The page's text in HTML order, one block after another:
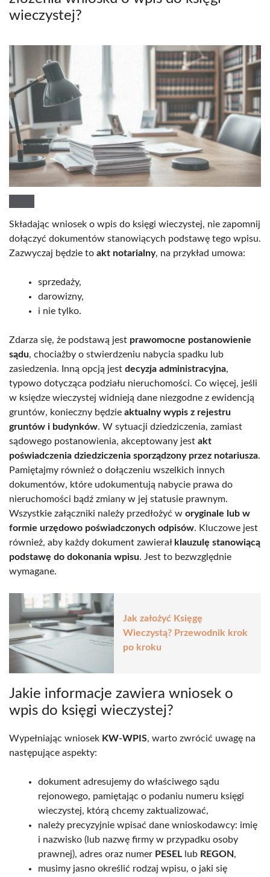
wieczystej?
Składając wniosek o wpis do księgi wieczystej, nie zapomnij
dołączyć dokumentów stanowiących podstawę tego wpisu.
Zazwyczaj będzie to akt notarialny, na przykład umowa:
sprzedaży,
darowizny,
i nie tylko.
Zdarza się, że podstawą jest prawomocne postanowienie
sądu, chociażby o stwierdzeniu nabycia spadku lub
zasiedzenia. Inną opcją jest decyzja administracyjna,
typowo dotycząca podziału nieruchomości. Co więcej, jeśli
w księdze wieczystej widnieją dane niezgodne z ewidencją
gruntów, konieczny będzie aktualny wypis z rejestru
gruntów i budynków. W sytuacji dziedziczenia, zamiast
sądowego postanowienia, akceptowany jest akt
poświadczenia dziedziczenia sporządzony przez notariusza.
Pamiętajmy również o dołączeniu wszelkich innych
dokumentów, które udokumentują nabycie prawa do
nieruchomości bądź zmiany w jej statusie prawnym.
Wszystkie załączniki należy przedłożyć w oryginale lub w
formie urzędowo poświadczonych odpisów. Kluczowe jest
również, aby każdy dokument zawierał klauzulę stanowiącą
podstawę do dokonania wpisu. Jest to bezwzględnie
wymagane.
Jak założyć Księgę
Wieczystą? Przewodnik krok
po kroku
Jakie informacje zawiera wniosek o
wpis do księgi wieczystej?
Wypełniając wniosek KW-WPIS, warto zwrócić uwagę na
następujące aspekty:
dokument adresujemy do właściwego sądu
rejonowego, pamiętając o podaniu numeru księgi
wieczystej, którą chcemy zaktualizować,
należy precyzyjnie wpisać dane wnioskodawcy: imię
i nazwisko (lub nazwę firmy w przypadku osoby
prawnej), adres oraz numer PESEL lub REGON,
musimy jasno określić rodzaj wpisu, o jaki się